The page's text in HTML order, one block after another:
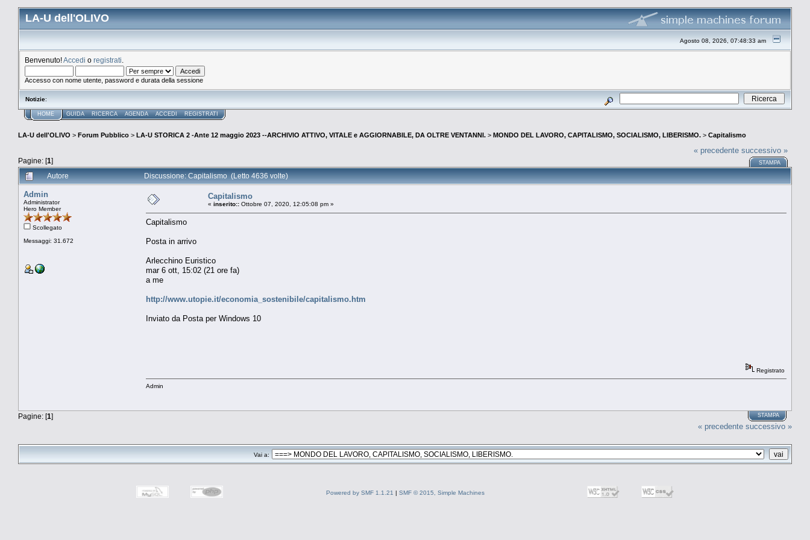
LA-U dell'OLIVO
Agosto 08, 2026, 07:48:33 am
Benvenuto!Accedi o registrati
Accesso con nome utente, password e durata della sessione
Notizie:
HOME GUIDA RICERCA AGENDA ACCEDI REGISTRATI
LA-U dell'OLIVO > Forum Pubblico > LA-U STORICA 2 -Ante 12 maggio 2023 --ARCHIVIO ATTIVO, VITALE e AGGIORNABILE, DA OLTRE VENTANNI. > MONDO DEL LAVORO, CAPITALISMO, SOCIALISMO, LIBERISMO. > Capitalismo
Pagine: [1]
« precedente successivo »
STAMPA
Autore Discussione: Capitalismo (Letto 4636 volte)
Admin
Administrator
Hero Member
Scollegato
Messaggi: 31.672
Capitalismo
« inserito:: Ottobre 07, 2020, 12:05:08 pm »
Capitalismo
Posta in arrivo
Arlecchino Euristico
mar 6 ott, 15:02 (21 ore fa)
a me
http://www.utopie.it/economia_sostenibile/capitalismo.htm
Inviato da Posta per Windows 10
Registrato
Admin
Pagine: [1] STAMPA
« precedente successivo »
Vai a:
Powered by SMF 1.1.21 | SMF © 2015, Simple Machines